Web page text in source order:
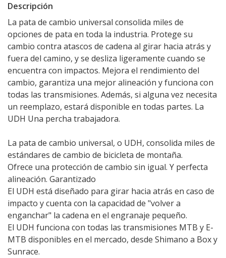
Descripción
La pata de cambio universal consolida miles de
opciones de pata en toda la industria. Protege su
cambio contra atascos de cadena al girar hacia atrás y
fuera del camino, y se desliza ligeramente cuando se
encuentra con impactos. Mejora el rendimiento del
cambio, garantiza una mejor alineación y funciona con
todas las transmisiones. Además, si alguna vez necesita
un reemplazo, estará disponible en todas partes. La
UDH Una percha trabajadora.
La pata de cambio universal, o UDH, consolida miles de
estándares de cambio de bicicleta de montaña.
Ofrece una protección de cambio sin igual. Y perfecta
alineación. Garantizado
El UDH está diseñado para girar hacia atrás en caso de
impacto y cuenta con la capacidad de "volver a
enganchar" la cadena en el engranaje pequeño.
El UDH funciona con todas las transmisiones MTB y E-
MTB disponibles en el mercado, desde Shimano a Box y
Sunrace.